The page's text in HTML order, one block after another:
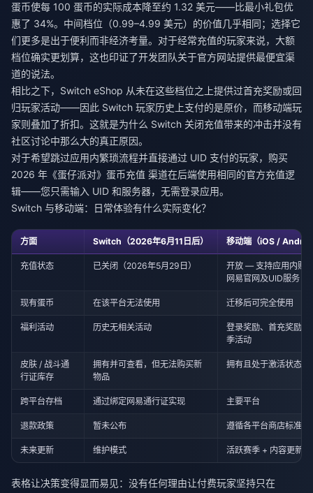
蛋币使每 100 蛋币的实际成本降至约 1.32 美元——比最小礼包优
惠了 34%。中间档位（0.99–4.99 美元）的价值几乎相同；选择它
们更多是出于便利而非经济考量。对于经常充值的玩家来说，大额
档位确实更划算，这也印证了开发团队关于官方网站提供最便宜渠
道的说法。
相比之下，Switch eShop 从未在这些档位之上提供过首充奖励或回
归玩家活动——因此 Switch 玩家历史上支付的是原价，而移动端玩
家则叠加了折扣。这就是为什么 Switch 关闭充值带来的冲击并没有
社区讨论中那么大的真正原因。
对于希望跳过应用内繁琐流程并直接通过 UID 支付的玩家， 购买
2026 年《蛋仔派对》蛋币充值 渠道在后端使用相同的官方充值逻
辑——您只需输入 UID 和服务器，无需登录应用。
Switch 与移动端：日常体验有什么实际变化？
方面 Switch（2026年6月11日后） 移动端（iOS /
充值状态 已关闭（2026年5月29日）
开放 — 支持应用内购
网易官网及UID服务
现有蛋币 在该平台无法使用 迁移后可完全使用
福利活动 历史无相关活动
登录奖励、首充奖励、
季活动
皮肤 / 战斗通
行证库存
拥有并可查看，但无法购买新
物品
拥有且处于激活状态
跨平台存档 通过绑定网易通行证实现 主要平台
退款政策 暂未公布 遵循各平台商店标准规
未来更新 维护模式 活跃赛季 + 内容更新
表格让决策变得显而易见：没有任何理由让付费玩家坚持只在